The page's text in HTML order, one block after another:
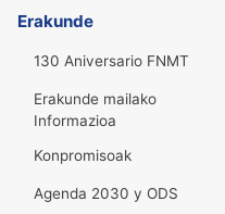
Erakunde
130 Aniversario FNMT
Erakunde mailako
Informazioa
Konpromisoak
Agenda 2030 y ODS